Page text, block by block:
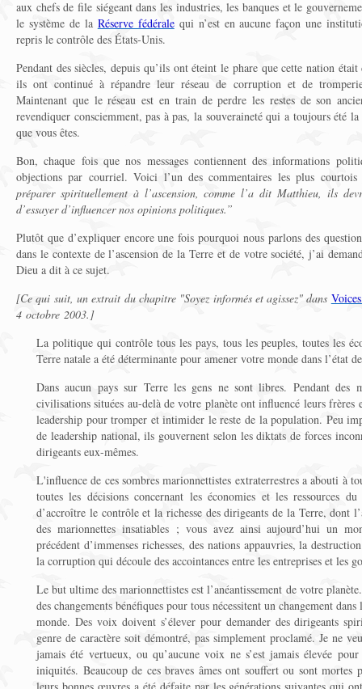
aux chefs de file siégeant dans les industries, les banques et le
le système de la Réserve fédéralequi n’est en aucune façon une
repris le contrôle des États-Unis.
Pendant des siècles, depuis qu’ils ont éteint le phare que cette nation
ils ont continué à répandre leur réseau de corruption et de
Maintenant que le réseau est en train de perdre les restes de son
revendiquer consciemment, pas à pas, la souveraineté qui a toujours été
que vous êtes.
Bon, chaque fois que nos messages contiennent des informations
objections par courriel. Voici l’un des commentaires les plus
préparer spirituellement à l’ascension, comme l’a dit Matthieu, ils
d’essayer d’influencer nos opinions politiques.”
Plutôt que d’expliquer encore une fois pourquoi nous parlons des
dans le contexte de l’ascension de la Terre et de votre société, j’ai
Dieu a dit à ce sujet.
[Ce qui suit, un extrait du chapitre "Soyez informés et agissez" dans
4 octobre 2003.]
La politique qui contrôle tous les pays, tous les peuples, toutes les
Terre natale a été déterminante pour amener votre monde dans l’état
Dans aucun pays sur Terre les gens ne sont libres. Pendant des
civilisations situées au-delà de votre planète ont influencé leurs
leadership pour tromper et intimider le reste de la population. Peu
de leadership national, ils gouvernent selon les diktats de forces
dirigeants eux-mêmes.
L'influence de ces sombres marionnettistes extraterrestres a abouti à
toutes les décisions concernant les économies et les ressources
d’accroître le contrôle et la richesse des dirigeants de la Terre, dont
des marionnettes insatiables ; vous avez ainsi aujourd’hui un
précédent d’immenses richesses, des nations appauvries, la
la corruption qui découle des accointances entre les entreprises et les
Le but ultime des marionnettistes est l’anéantissement de votre
des changements bénéfiques pour tous nécessitent un changement
monde. Des voix doivent s’élever pour demander des dirigeants
genre de caractère soit démontré, pas simplement proclamé. Je ne
jamais été vertueux, ou qu’aucune voix ne s’est jamais élevée
iniquités. Beaucoup de ces braves âmes ont souffert ou sont mortes